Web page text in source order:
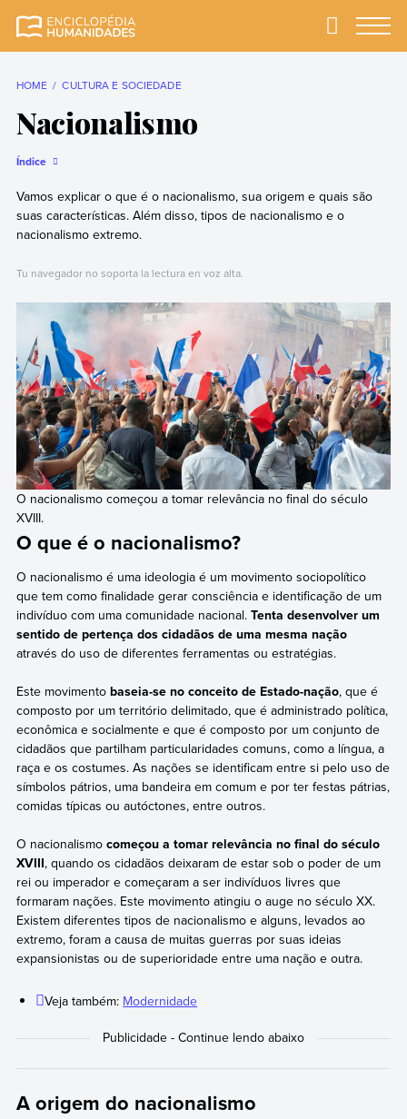
completa e mais
Primary
HOME CULTURA E SOCIEDADE
Nacionalismo
Índice
Vamos explicar o que é o nacionalismo, sua origem e quais são
suas características. Além disso, tipos de nacionalismo e o
nacionalismo extremo.
Tu navegador no soporta la lectura en voz alta.
O nacionalismo começou a tomar relevância no final do século
XVIII.
O que é o nacionalismo?
O nacionalismo é uma ideologia é um movimento sociopolítico
que tem como finalidade gerar consciência e identificação de um
indivíduo com uma comunidade nacional. Tenta desenvolver um
sentido de pertença dos cidadãos de uma mesma nação
através do uso de diferentes ferramentas ou estratégias.
Este movimento baseia-se no conceito de Estado-nação, que é
composto por um território delimitado, que é administrado política,
econômica e socialmente e que é composto por um conjunto de
cidadãos que partilham particularidades comuns, como a língua, a
raça e os costumes. As nações se identificam entre si pelo uso de
símbolos pátrios, uma bandeira em comum e por ter festas pátrias,
comidas típicas ou autóctones, entre outros.
O nacionalismo começou a tomar relevância no final do século
XVIII, quando os cidadãos deixaram de estar sob o poder de um
rei ou imperador e começaram a ser indivíduos livres que
formaram nações. Este movimento atingiu o auge no século XX.
Existem diferentes tipos de nacionalismo e alguns, levados ao
extremo, foram a causa de muitas guerras por suas ideias
expansionistas ou de superioridade entre uma nação e outra.
Veja também: Modernidade
A origem do nacionalismo